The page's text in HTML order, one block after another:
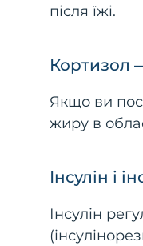
після їжі.
Кортизол
Якщо ви
жиру в
Інсулін і
Інсулін